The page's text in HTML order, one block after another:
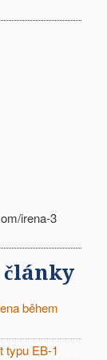
irena-3
během
typu EB-1